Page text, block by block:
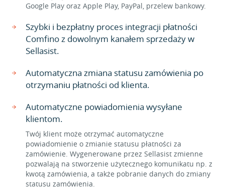
Google Play oraz Apple Play, PayPal, przelew bankowy.
Szybki i bezpłatny proces integracji płatności
Comfino z dowolnym kanałem sprzedaży w
Sellasist.
Automatyczna zmiana statusu zamówienia po
otrzymaniu płatności od klienta.
Automatyczne powiadomienia wysyłane
klientom.
Twój klient może otrzymać automatyczne
powiadomienie o zmianie statusu płatności za
zamówienie. Wygenerowane przez Sellasist zmienne
pozwalają na stworzenie użytecznego komunikatu np. z
kwotą zamówienia, a także pobranie danych do zmiany
statusu zamówienia.